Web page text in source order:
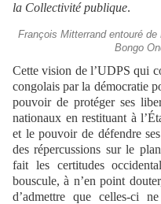
la Collectivité publique.
François Mitterrand entouré
Bongo
Cette vision de l’UDPS qui
congolais par la démocratie
pouvoir de protéger ses
nationaux en restituant à
et le pouvoir de défendre
des répercussions sur le
fait les certitudes
bouscule, à n’en point
d’admettre que celles-ci